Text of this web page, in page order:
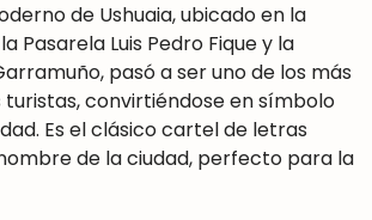
de Ushuaia, ubicado en la
Pasarela Luis Pedro Fique y la
pasó a ser uno de los más
turistas, convirtiéndose en símbolo
Es el clásico cartel de letras
de la ciudad, perfecto para la